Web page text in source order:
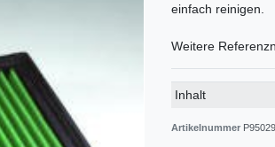
einfach reinigen.
Weitere
Technisches
Wert
Inhalt
Artikelnummer